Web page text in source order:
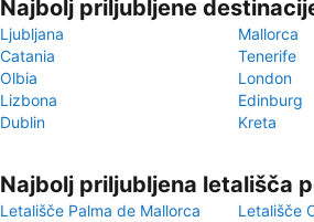
Najbolj priljubljene
Ljubljana
Mallorca
Catania
Tenerife
Olbia
London
Lizbona
Edinburg
Dublin
Kreta
Najbolj priljubljena letališča
Letališče Palma de Mallorca
Letališče